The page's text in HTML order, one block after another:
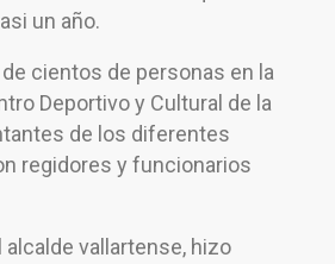
un año.
cientos de personas en la
Deportivo y Cultural de la
de los diferentes
regidores y funcionarios
alcalde vallartense, hizo